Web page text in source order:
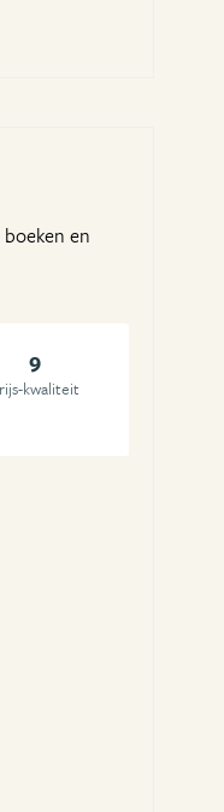
en
9
kwaliteit